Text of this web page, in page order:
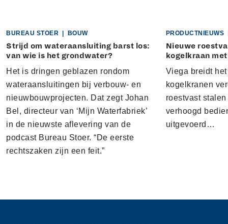
BUREAU STOER BOUW
Strijd om wateraansluiting barst los:
van wie is het grondwater?
Het is dringen geblazen rondom
wateraansluitingen bij verbouw- en
nieuwbouwprojecten. Dat zegt Johan
Bel, directeur van ‘Mijn Waterfabriek’
in de nieuwste aflevering van de
podcast Bureau Stoer. “De eerste
rechtszaken zijn een feit.”
PRODUCTNIEUWS
Nieuwe
kogelkraan
Viega breidt
kogelkranen
roestvast
verhoogd
uitgevoerd…